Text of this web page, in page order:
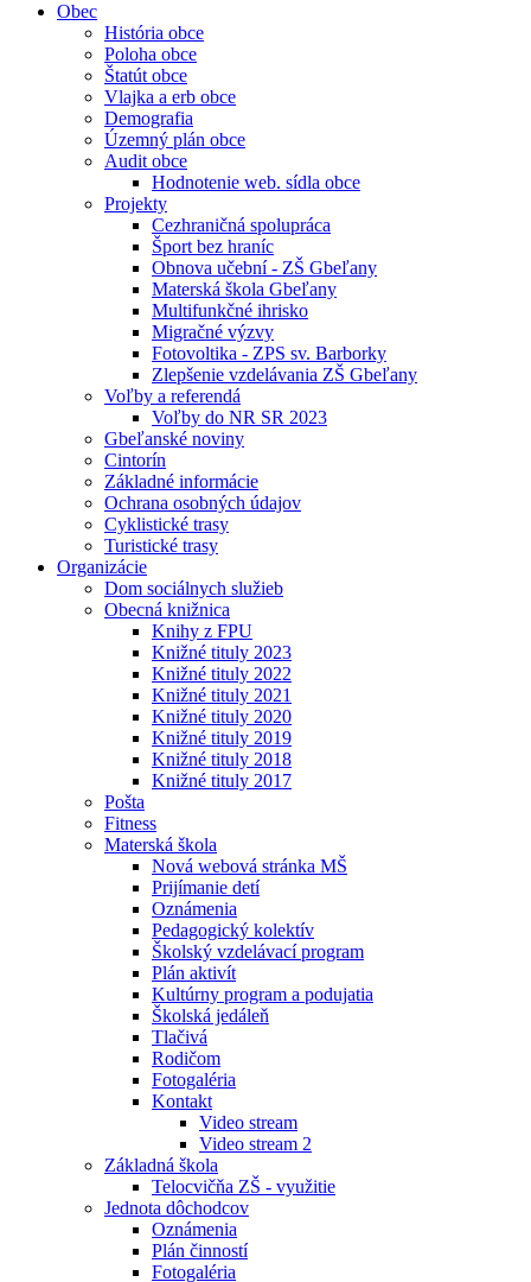
Obec
História obce
Poloha obce
Štatút obce
Vlajka a erb obce
Demografia
Územný plán obce
Audit obce
Hodnotenie web. sídla obce
Projekty
Cezhraničná spolupráca
Šport bez hraníc
Obnova učební - ZŠ Gbeľany
Materská škola Gbeľany
Multifunkčné ihrisko
Migračné výzvy
Fotovoltika - ZPS sv. Barborky
Zlepšenie vzdelávania ZŠ Gbeľany
Voľby a referendá
Voľby do NR SR 2023
Gbeľanské noviny
Cintorín
Základné informácie
Ochrana osobných údajov
Cyklistické trasy
Turistické trasy
Organizácie
Dom sociálnych služieb
Obecná knižnica
Knihy z FPU
Knižné tituly 2023
Knižné tituly 2022
Knižné tituly 2021
Knižné tituly 2020
Knižné tituly 2019
Knižné tituly 2018
Knižné tituly 2017
Pošta
Fitness
Materská škola
Nová webová stránka MŠ
Prijímanie detí
Oznámenia
Pedagogický kolektív
Školský vzdelávací program
Plán aktivít
Kultúrny program a podujatia
Školská jedáleň
Tlačivá
Rodičom
Fotogaléria
Kontakt
Video stream
Video stream 2
Základná škola
Telocvičňa ZŠ - využitie
Jednota dôchodcov
Oznámenia
Plán činností
Fotogaléria